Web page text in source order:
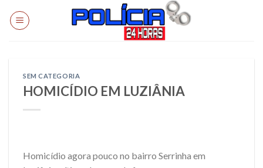
SEM CATEGORIA
HOMICÍDIO EM LUZIÂNIA
Homicídio agora pouco no bairro Serrinha em